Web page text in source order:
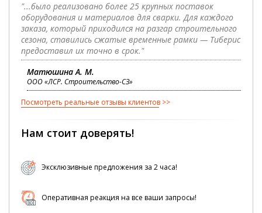
"...было реализовано более 25 крупных поставок
оборудования и материалов для сварки. Для каждого
заказа, который приходился на разгар строительного
сезона, ставились сжатые временные рамки — Тиберис
предоставил их точно в срок."
Матюшина А. М.
ООО «ЛСР. Строительство-СЗ»
Посмотреть реальные отзывы клиентов
Нам стоит доверять!
Эксклюзивные предложения за 2 часа!
Оперативная реакция на все ваши запросы!